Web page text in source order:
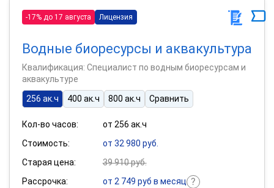
-17% до 17 августа Лицензия
Водные биоресурсы и аквакультура
Квалификация: Специалист по водным биоресурсам и
аквакультуре
256 ак.ч
400 ак.ч 800 ак.ч Сравнить
Кол-во часов:
от 256 ак.ч
Стоимость:
от 32 980 руб.
Старая цена:
39 910 руб.
Рассрочка:
от 2 749 руб в месяц